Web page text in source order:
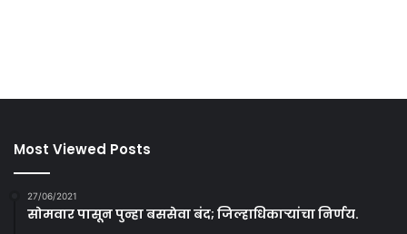
Most Viewed Posts
27/06/2021
सोमवार पासून पुन्हा बससेवा बंद; जिल्हाधिकाऱ्यांचा निर्णय.